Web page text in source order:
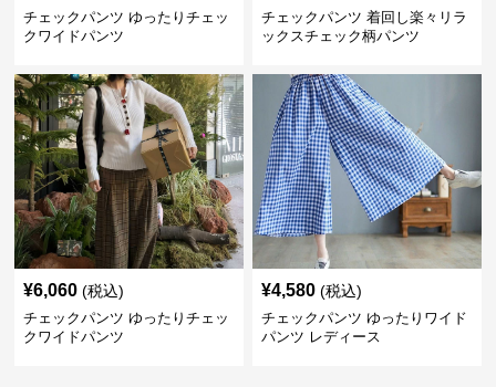
チェックパンツ ゆったりチェッ
クワイドパンツ
チェックパンツ 着回し楽々リラ
ックスチェック柄パンツ
¥6,060 (税込)
チェックパンツ ゆったりチェッ
クワイドパンツ
¥4,580 (税込)
チェックパンツ ゆったりワイド
パンツ レディース